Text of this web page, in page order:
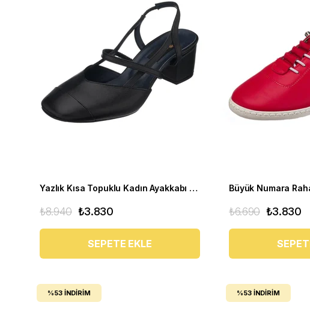
Yazlık Kısa Topuklu Kadın Ayakkabı LTF00141 Siyah
₺3.830
₺8.940
SEPETE EKLE
₺3.830
₺6.690
%53 İNDIRIM %53 İNDIRIM